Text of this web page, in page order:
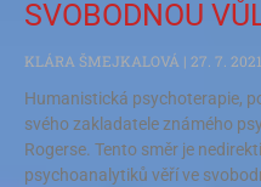
SVOBODNOU
KLÁRA ŠMEJKALOVÁ
27. 7. 2021
Humanistická psychoterapie,
svého zakladatele známého
Rogerse. Tento směr je
psychoanalytiků věří ve